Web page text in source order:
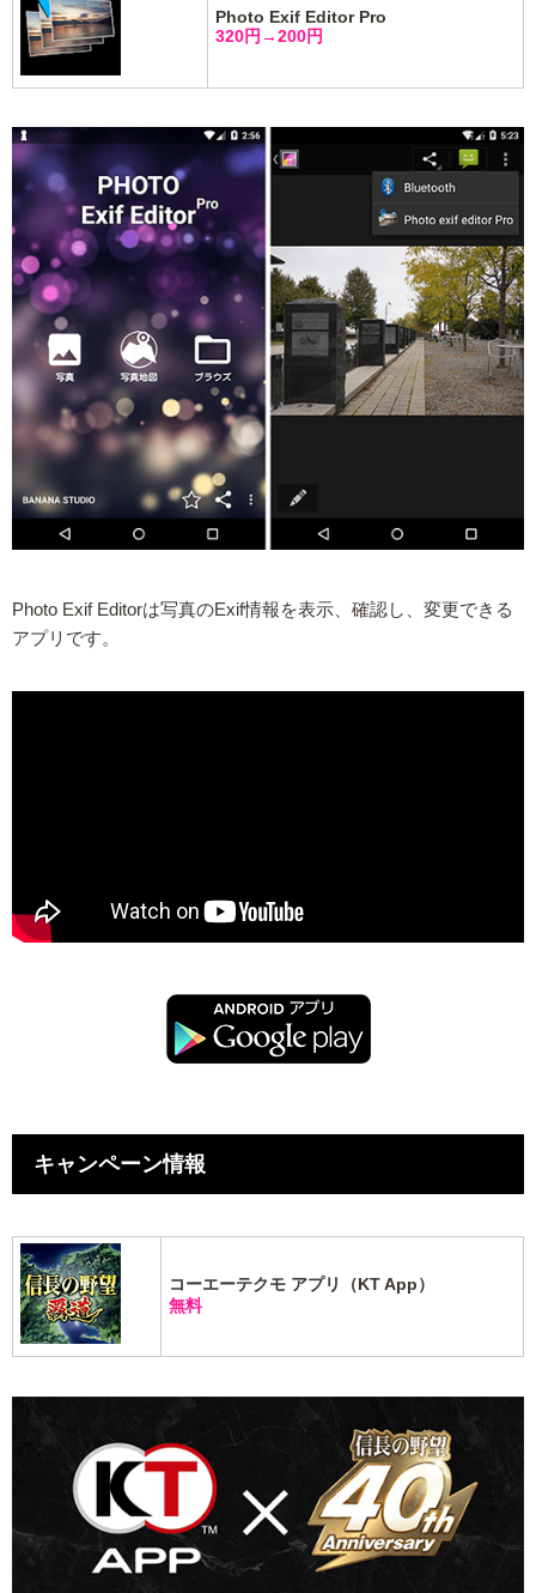
Photo Exif Editor Pro
320円→200円
Photo Exif Editorは写真のExif情報を表示、確認し、変更できる
アプリです。
キャンペーン情報
コーエーテクモ アプリ（KT App）
無料